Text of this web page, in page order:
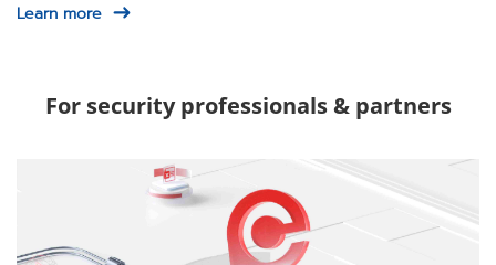
Learn more
For security professionals & partners